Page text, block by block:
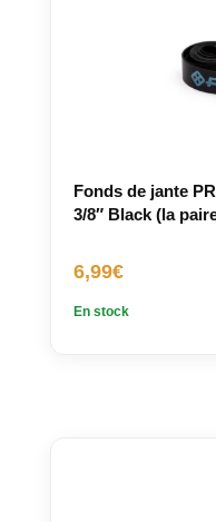
Fonds de jante
3/8″ Black (la
6,99€
En stock